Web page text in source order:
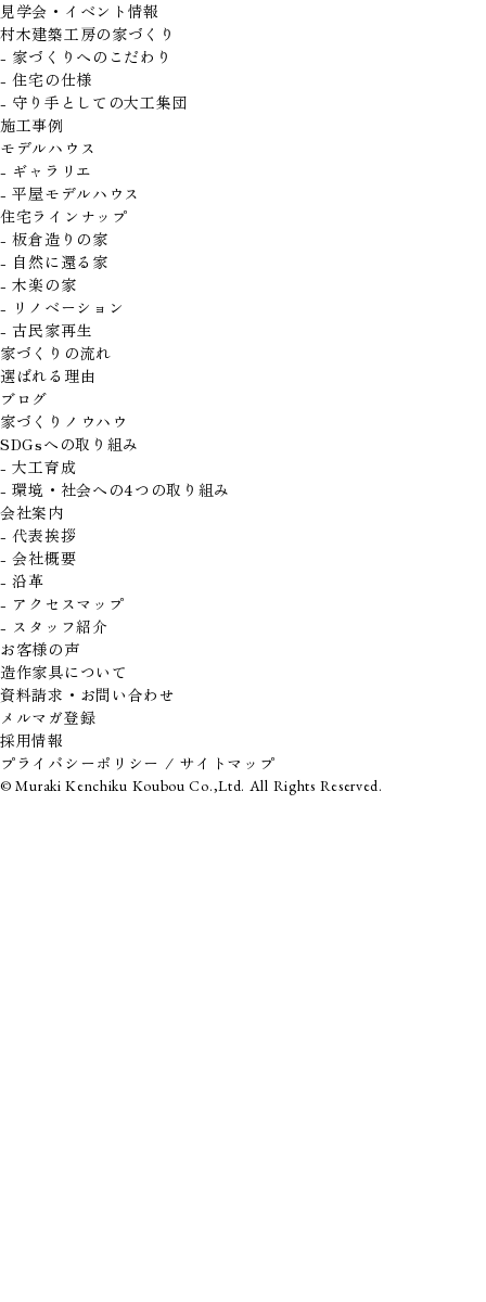
見学会・イベント情報
村木建築工房の家づくり
- 家づくりへのこだわり
- 住宅の仕様
- 守り手としての大工集団
施工事例
モデルハウス
- ギャラリエ
- 平屋モデルハウス
住宅ラインナップ
- 板倉造りの家
- 自然に還る家
- 木楽の家
- リノベーション
- 古民家再生
家づくりの流れ
選ばれる理由
ブログ
家づくりノウハウ
SDGsへの取り組み
- 大工育成
- 環境・社会への4つの取り組み
会社案内
- 代表挨拶
- 会社概要
- 沿革
- アクセスマップ
- スタッフ紹介
お客様の声
造作家具について
資料請求・お問い合わせ
メルマガ登録
採用情報
プライバシーポリシー / サイトマップ
© Muraki Kenchiku Koubou Co.,Ltd. All Rights Reserved.